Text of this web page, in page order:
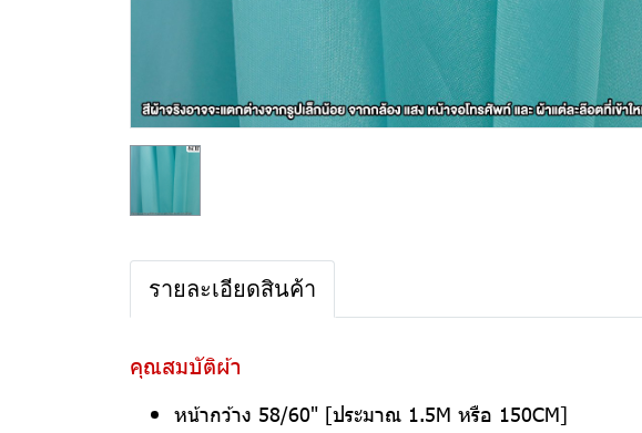
รายละเอียดสินค้า
คุณสมบัติผ้า
หน้ากว้าง 58/60" [ประมาณ 1.5M หรือ 150CM]